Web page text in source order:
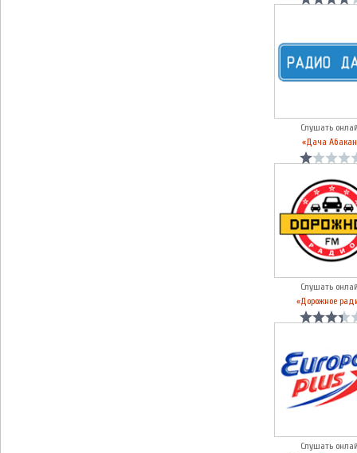
Слушать
«Дача
Слушать
«Дорожное
Слушать